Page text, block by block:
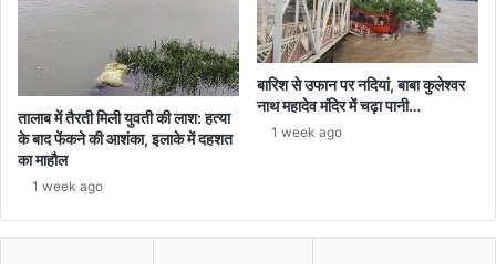
तालाब में तैरती मिली युवती की लाश: हत्या
के बाद फेंकने की आशंका, इलाके में दहशत
का माहौल
1 week ago
बारिश से उफान पर नदियां, बाबा कुलेश्वर
नाथ महादेव मंदिर में चढ़ा पानी…
1 week ago